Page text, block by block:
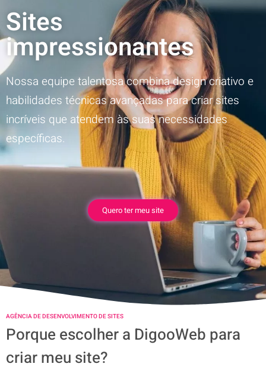
Sites
impressionantes
Nossa equipe talentosa combina design criativo e
habilidades técnicas avançadas para criar sites
incríveis que atendem às suas necessidades
específicas.
Quero ter meu site
AGÊNCIA DE DESENVOLVIMENTO DE SITES
Porque escolher a DigooWeb para
criar meu site?